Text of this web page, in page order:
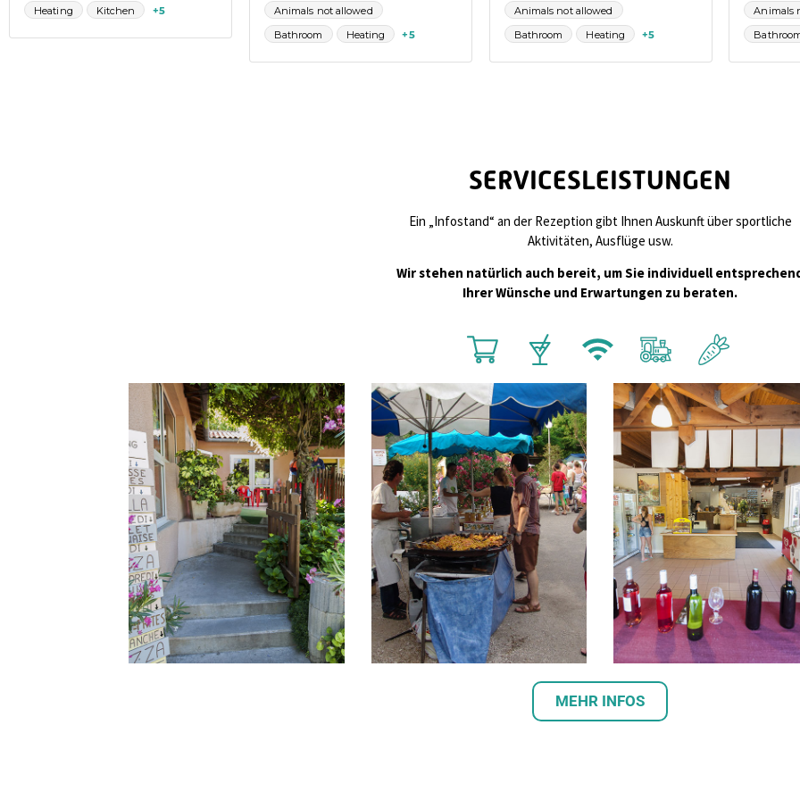
SERVICESLEISTUNGEN
Ein „Infostand“ an der Rezeption gibt Ihnen Auskunft über sportliche
Aktivitäten, Ausflüge usw.
Wir stehen natürlich auch bereit, um Sie individuell
Ihrer Wünsche und Erwartungen zu beraten.
MEHR INFOS